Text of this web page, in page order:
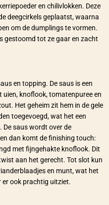
en chilivlokken. Deze
deegcirkels geplaatst, waarna
om de dumplings te vormen.
gestoomd tot ze gaar en zacht
en topping. De saus is een
knoflook, tomatenpuree en
Het geheim zit hem in de gele
toegevoegd, wat het een
De saus wordt over de
dan komt de finishing touch:
met fijngehakte knoflook. Dit
aan het gerecht. Tot slot kun
en munt, wat het
er ook prachtig uitziet.